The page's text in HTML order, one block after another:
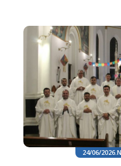
24/06/2026.